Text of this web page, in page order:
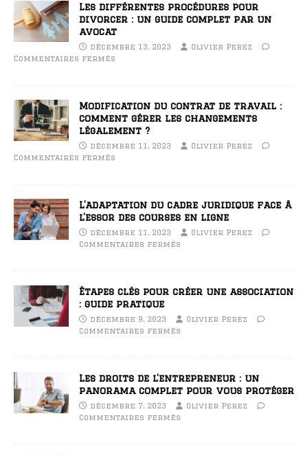
Les différentes procédures pour
divorcer : un guide complet par un
avocat
décembre 13, 2023
Olivier Perez
Commentaires fermés
Modification du contrat de travail :
comment gérer les changements
légalement ?
décembre 11, 2023
Olivier Perez
Commentaires fermés
L’adaptation du cadre juridique face à
l’essor des courses en ligne
décembre 11, 2023
Olivier Perez
Commentaires fermés
Étapes clés pour créer une association
: guide pratique
décembre 9, 2023
Olivier Perez
Commentaires fermés
Les droits de l’entrepreneur : un
panorama complet pour vous protéger
décembre 7, 2023
Olivier Perez
Commentaires fermés